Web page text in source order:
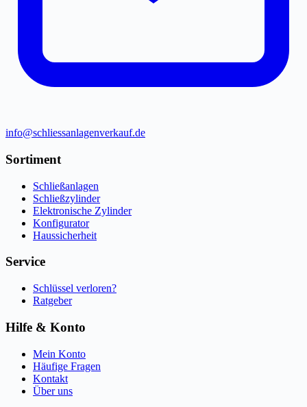
info@schliessanlagenverkauf.de
Sortiment
Schließanlagen
Schließzylinder
Elektronische Zylinder
Konfigurator
Haussicherheit
Service
Schlüssel verloren?
Ratgeber
Hilfe & Konto
Mein Konto
Häufige Fragen
Kontakt
Über uns